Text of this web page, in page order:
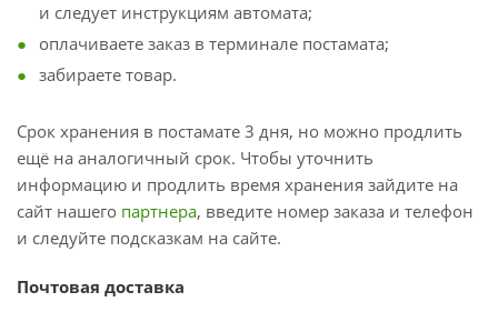
и следует инструкциям автомата;
оплачиваете заказ в терминале постамата;
забираете товар.
Срок хранения в постамате 3 дня, но можно продлить
ещё на аналогичный срок. Чтобы уточнить
информацию и продлить время хранения зайдите на
сайт нашего партнера, введите номер заказа и телефон
и следуйте подсказкам на сайте.
Почтовая доставка